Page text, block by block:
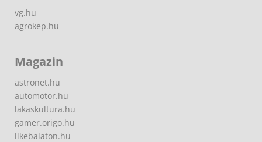
vg.hu
agrokep.hu
Magazin
astronet.hu
automotor.hu
lakaskultura.hu
gamer.origo.hu
likebalaton.hu